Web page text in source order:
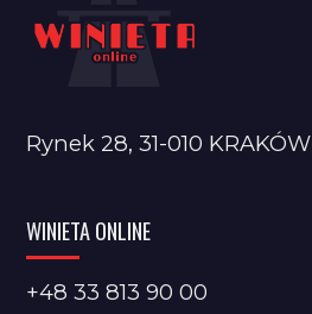
Rynek 28, 31-010 KRAKÓW
WINIETA ONLINE
+48 33 813 90 00